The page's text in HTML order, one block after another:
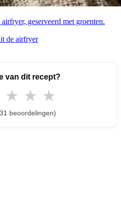
van dit recept?
★ ★ ★
beoordelingen)